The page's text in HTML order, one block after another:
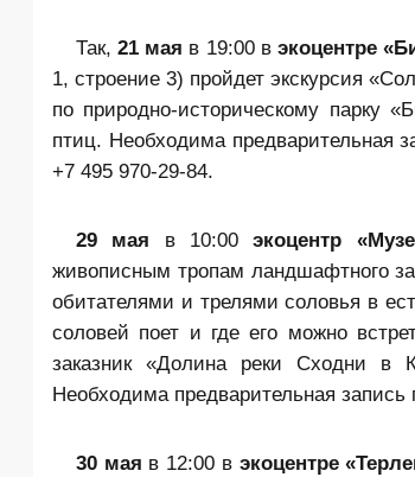
Так,21 мая в 19:00 в экоцентре
1, строение 3) пройдет экскурсия
по природно-историческому парку
птиц. Необходима предварительная
+7 495 970-29-84.
29 мая в 10:00экоцентр
живописным тропам ландшафтного
обитателями и трелями соловья в
соловей поет и где его можно
заказник «Долина реки Сходни в
Необходима предварительная
30 мая в 12:00 в экоцентре